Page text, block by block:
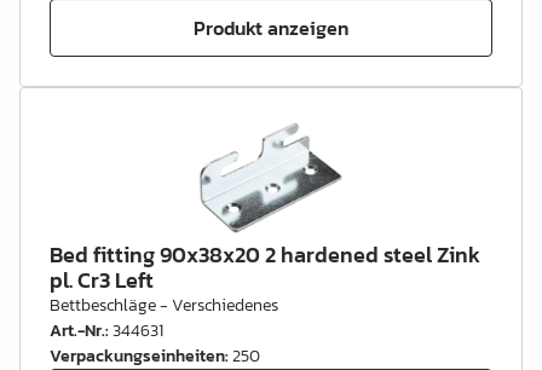
Produkt anzeigen
Bed fitting 90x38x20 2 hardened steel Zink
pl. Cr3 Left
Bettbeschläge - Verschiedenes
Art.-Nr.:344631
Verpackungseinheiten:250